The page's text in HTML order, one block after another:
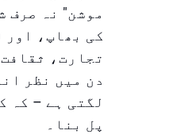
موشن" نہ صرف
کی بھاپ، اور
تجارت،
دن میں نظر
لگتی ہے – کہ
پل بنا۔